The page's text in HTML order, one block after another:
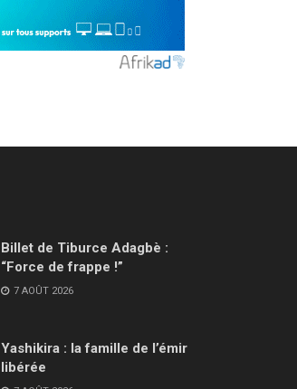
Billet de Tiburce Adagbè :
“Force de frappe !”
7 AOÛT 2026
Yashikira : la famille de l’émir
libérée